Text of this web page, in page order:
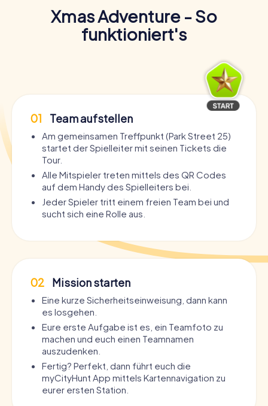
Xmas Adventure - So
funktioniert's
01 Team aufstellen
Am gemeinsamen Treffpunkt (Park Street 25)
startet der Spielleiter mit seinen Tickets die
Tour.
Alle Mitspieler treten mittels des QR Codes
auf dem Handy des Spielleiters bei.
Jeder Spieler tritt einem freien Team bei und
sucht sich eine Rolle aus.
02 Mission starten
Eine kurze Sicherheitseinweisung, dann kann
es losgehen.
Eure erste Aufgabe ist es, ein Teamfoto zu
machen und euch einen Teamnamen
auszudenken.
Fertig? Perfekt, dann führt euch die
myCityHunt App mittels Kartennavigation zu
eurer ersten Station.